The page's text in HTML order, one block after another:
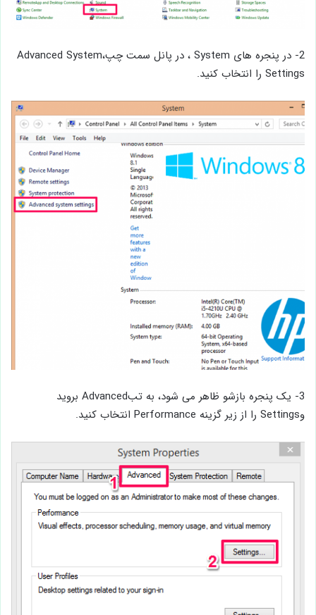
2- در پنجره های System ، در پانل سمت چپ،Advanced System
Settings را انتخاب کنید.
3- یک پنجره بازشو ظاهر می شود، به تبAdvanced بروید
وSettings را از زیر گزینه Performance انتخاب کنید.